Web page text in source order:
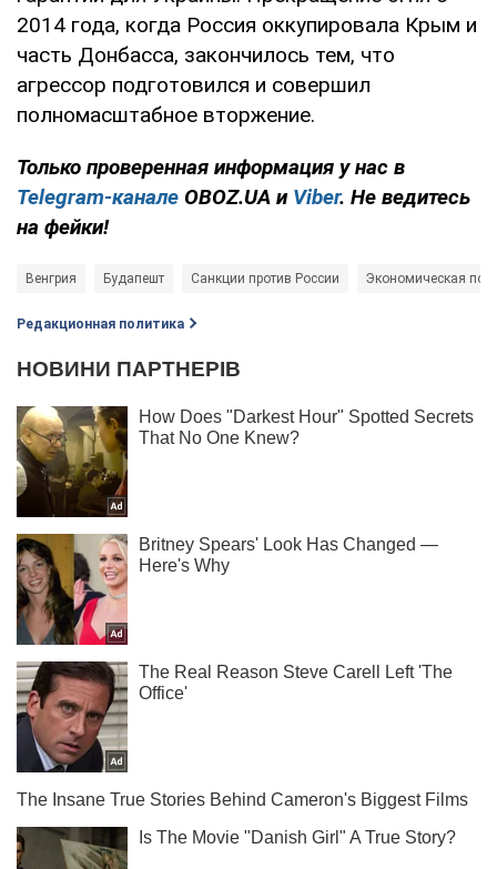
2014 года, когда Россия оккупировала Крым и
часть Донбасса, закончилось тем, что
агрессор подготовился и совершил
полномасштабное вторжение.
Только проверенная информация у нас в
Telegram-канале OBOZ.UA и Viber. Не ведитесь
на фейки!
Венгрия Будапешт Санкции против России Экономическая
Редакционная политика